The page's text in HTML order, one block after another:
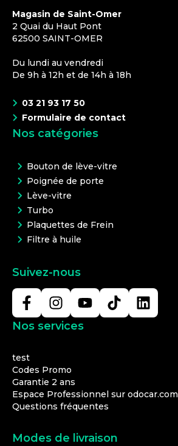
Magasin de Saint-Omer
2 Quai du Haut Pont
62500 SAINT-OMER
Du lundi au vendredi
De 9h à 12h et de 14h à 18h
03 21 93 17 50
Formulaire de contact
Nos catégories
Bouton de lève-vitre
Poignée de porte
Lève-vitre
Turbo
Plaquettes de Frein
Filtre à huile
Suivez-nous
Nos services
test
Codes Promo
Garantie 2 ans
Espace Professionnel sur odocar.com
Questions fréquentes
Modes de livraison